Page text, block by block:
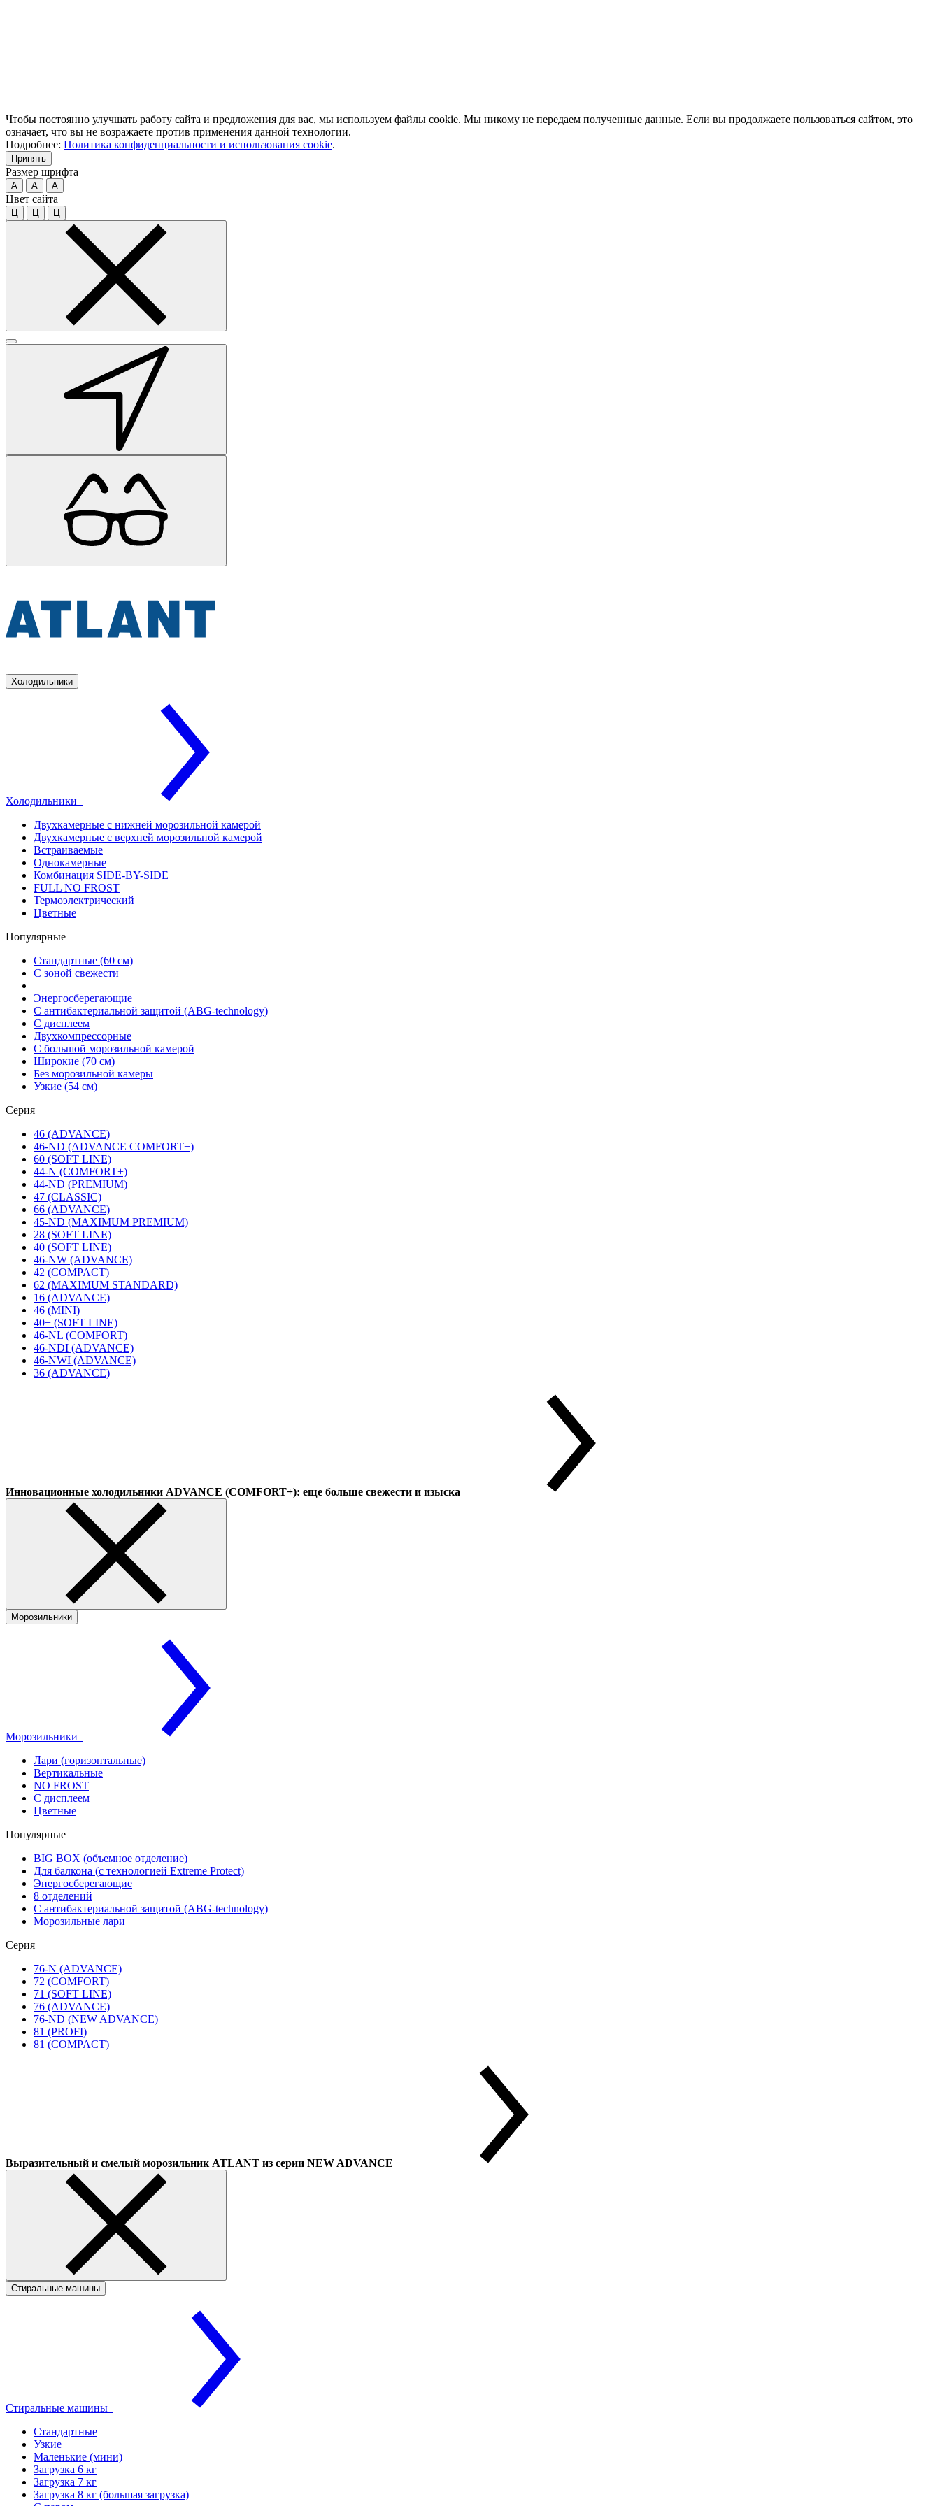
Чтобы постоянно улучшать работу сайта и предложения для вас, мы используем файлы cookie. Мы никому не передаем полученные данные. Если вы продолжаете пользоваться сайтом, это
означает, что вы не возражаете против применения данной технологии.
Подробнее: Политика конфиденциальности и использования cookie.
Принять
Размер шрифта
A A A
Цвет сайта
Ц Ц Ц
Холодильники
Холодильники
Двухкамерные с нижней морозильной камерой
Двухкамерные с верхней морозильной камерой
Встраиваемые
Однокамерные
Комбинация SIDE-BY-SIDE
FULL NO FROST
Термоэлектрический
Цветные
Популярные
Стандартные (60 см)
С зоной свежести
Энергосберегающие
С антибактериальной защитой (ABG-technology)
С дисплеем
Двухкомпрессорные
С большой морозильной камерой
Широкие (70 см)
Без морозильной камеры
Узкие (54 см)
Серия
46 (ADVANCE)
46-ND (ADVANCE COMFORT+)
60 (SOFT LINE)
44-N (COMFORT+)
44-ND (PREMIUM)
47 (CLASSIC)
66 (ADVANCE)
45-ND (MAXIMUM PREMIUM)
28 (SOFT LINE)
40 (SOFT LINE)
46-NW (ADVANCE)
42 (COMPACT)
62 (MAXIMUM STANDARD)
16 (ADVANCE)
46 (MINI)
40+ (SOFT LINE)
46-NL (COMFORT)
46-NDI (ADVANCE)
46-NWI (ADVANCE)
36 (ADVANCE)
Инновационные холодильники ADVANCE (COMFORT+): еще больше свежести и изыска
Морозильники
Морозильники
Лари (горизонтальные)
Вертикальные
NO FROST
С дисплеем
Цветные
Популярные
BIG BOX (объемное отделение)
Для балкона (с технологией Extreme Protect)
Энергосберегающие
8 отделений
С антибактериальной защитой (ABG-technology)
Морозильные лари
Серия
76-N (ADVANCE)
72 (COMFORT)
71 (SOFT LINE)
76 (ADVANCE)
76-ND (NEW ADVANCE)
81 (PROFI)
81 (COMPACT)
Выразительный и смелый морозильник ATLANT из серии NEW ADVANCE
Стиральные машины
Стиральные машины
Стандартные
Узкие
Маленькие (мини)
Загрузка 6 кг
Загрузка 7 кг
Загрузка 8 кг (большая загрузка)